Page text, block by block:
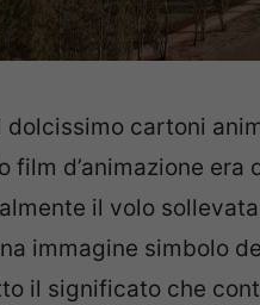
dolcissimo cartoni
film d’animazione era
il volo
immagine simbolo
il significato che